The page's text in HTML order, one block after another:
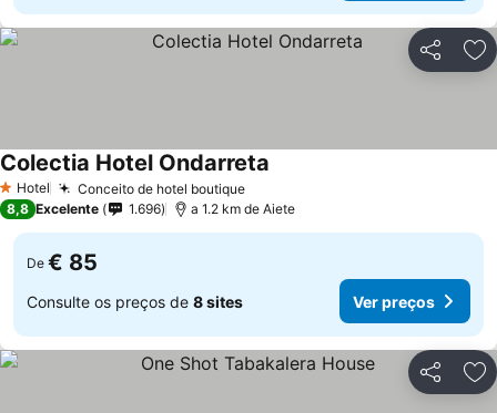
Partilhar
1 Estrelas
Hotel Conceito de hotel boutiqueVer preços
Colectia Hotel Ondarreta
8,8 Excelente 1.696 a 1.2 km de Aiete
De € 85
Consulte os preços de 8 sites Ver preços
Partilhar